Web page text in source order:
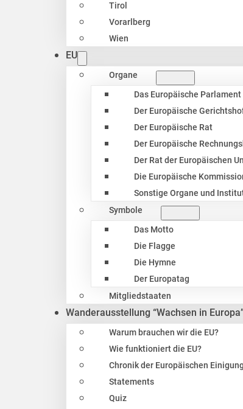
Tirol
Vorarlberg
Wien
EU
Organe
Das Europäische Parlament
Der Europäische
Der Europäische Rat
Der Europäische
Der Rat der Europäischen
Die Europäische
Sonstige Organe und
Symbole
Das Motto
Die Flagge
Die Hymne
Der Europatag
Mitgliedstaaten
Wanderausstellung “Wachsen in
Warum brauchen wir die EU?
Wie funktioniert die EU?
Chronik der Europäischen Einigung
Statements
Quiz